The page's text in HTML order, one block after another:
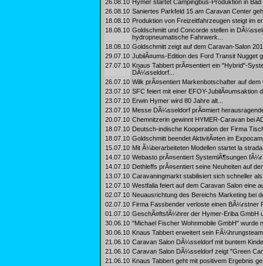
26.08.10 Hymer startet Campingbus-Produktion in Bad
26.08.10 Saniertes Parkfeld 15 am Caravan Center
18.08.10 Produktion von Freizeitfahrzeugen steigt im
18.08.10 Goldschmitt und Concorde stellen in
hydropneumatische Fahrwerk...
18.08.10 Goldschmitt zeigt auf dem Caravan-Salon
29.07.10 JubilÃ¤ums-Edition des Ford Transit Nugget
27.07.10 Knaus Tabbert prÃ¤sentiert ein "Hybrid"-
DÃ¼sseldorf...
26.07.10 Wilk prÃ¤sentiert Markenbotschafter auf
23.07.10 SFC feiert mit einer EFOY-JubilÃ¤umsaktion
23.07.10 Erwin Hymer wird 80 Jahre alt...
23.07.10 Messe DÃ¼sseldorf prÃ¤miert
20.07.10 Chemnitzerin gewinnt HYMER-Caravan bei
18.07.10 Deutsch-indische Kooperation der Firma
18.07.10 Goldschmitt beendet AktivitÃ¤ten im
15.07.10 Mit Ã¼berarbeiteten Modellen startet la
14.07.10 Webasto prÃ¤sentiert SystemlÃ¶sungen
14.07.10 Dethleffs prÃ¤sentiert seine Neuheiten auf
13.07.10 Caravaningmarkt stabilisiert sich schneller
12.07.10 Westfalia feiert auf dem Caravan Salon eine
02.07.10 Neuausrichtung des Bereichs Marketing bei
02.07.10 Firma Fassbender verloste einen BÃ¼rstner
01.07.10 GeschÃ¤ftsfÃ¼hrer der Hymer-Eriba GmbH
30.06.10 "Michael Fischer Wohnmobile GmbH" wurde
30.06.10 Knaus Tabbert erweitert sein
21.06.10 Caravan Salon DÃ¼sseldorf mit buntem
21.06.10 Caravan Salon DÃ¼sseldorf zeigt "Green
21.06.10 Knaus Tabbert geht mit positivem Ergebnis